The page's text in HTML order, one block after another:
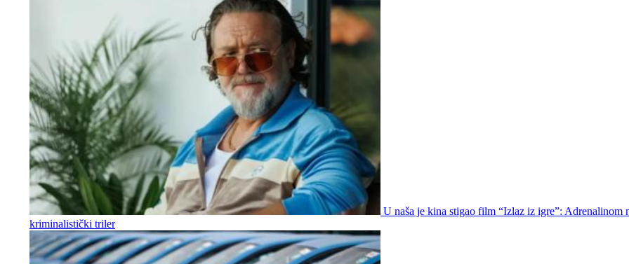
U naša je kina stigao film “Izlaz iz igre”: Adrenalinom
kriminalistički triler